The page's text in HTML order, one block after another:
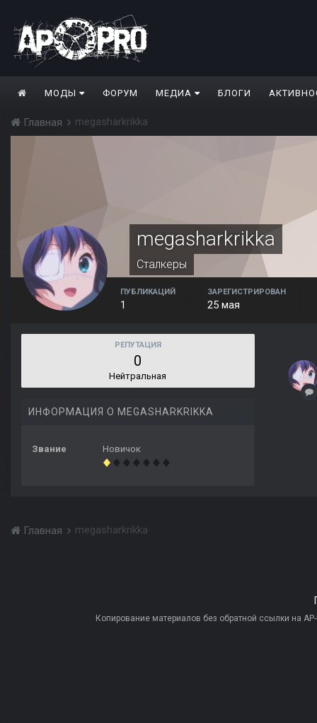
МОДЫ ФОРУМ МЕДИА БЛОГИ
Главная megasharkrikka
megasharkrikka
Сталкеры
ПУБЛИКАЦИЙ
1
ЗАРЕГИСТРИРОВАН
25 мая
РЕПУТАЦИЯ
0
Нейтральная
ИНФОРМАЦИЯ О MEGASHARKRIKKA
Звание Новичок
Главная megasharkrikka
Копирование материалов без обратной ссылки на